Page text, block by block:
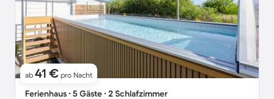
ab 41 € pro Nacht
Ferienhaus ∙ 5 Gäste ∙ 2 Schlafzimmer